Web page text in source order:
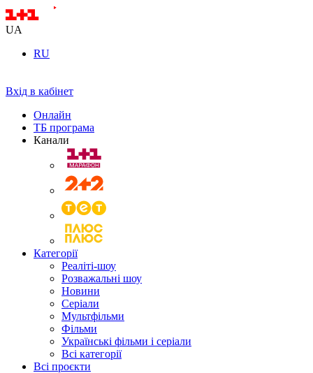
UA
RU
Вхід в кабінет
Онлайн
ТБ програма
Канали
Категорії
Реаліті-шоу
Розважальні шоу
Новини
Серіали
Мультфільми
Фільми
Українські фільми і серіали
Всі категорії
Всі проєкти